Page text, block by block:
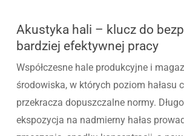
Akustyka hali – klucz do
bardziej efektywnej pracy
Współczesne hale produkcyjne i
środowiska, w których poziom hałasu
przekracza dopuszczalne normy.
ekspozycja na nadmierny hałas